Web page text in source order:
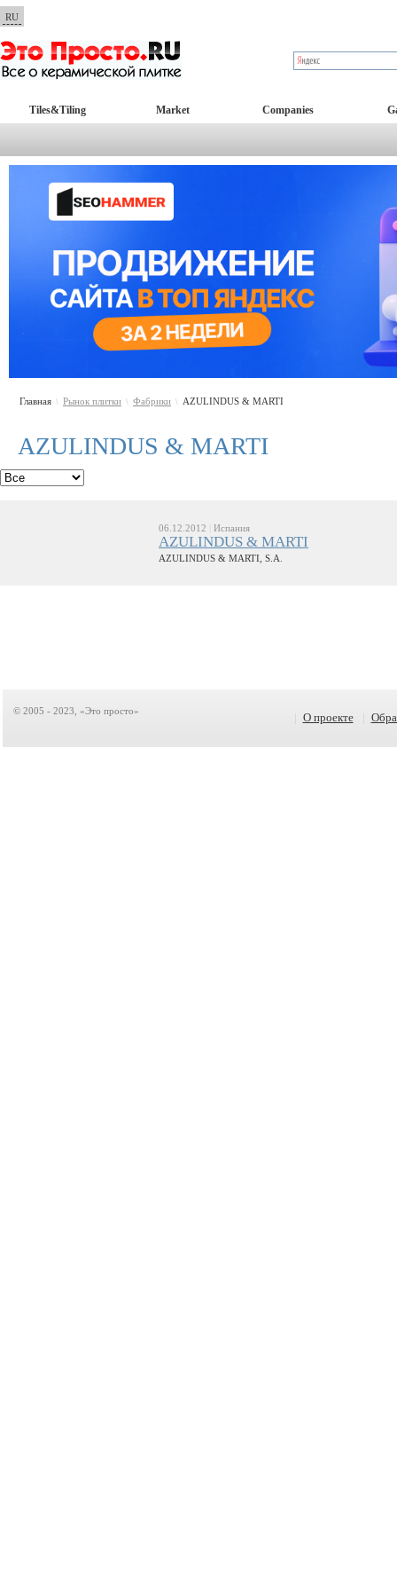
RU
Tiles&Tiling Market Companies
Главная \ Рынок плитки \ Фабрики \ AZULINDUS & MARTI
AZULINDUS & MARTI
06.12.2012 Испания
AZULINDUS & MARTI
AZULINDUS & MARTI, S.A.
© 2005 - 2023, «Это просто» О проекте